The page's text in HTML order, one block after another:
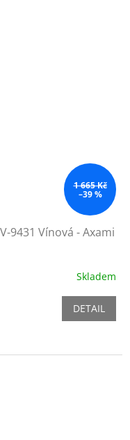
1 665 Kč
–39 %
9431 Vínová - Axami
Skladem
DETAIL